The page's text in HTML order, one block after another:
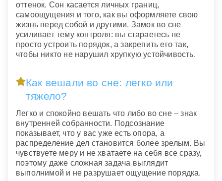
оттенок. Сон касается личных границ,
самоощущения и того, как вы оформляете свою
жизнь перед собой и другими. Замок во сне
усиливает тему контроля: вы стараетесь не
просто устроить порядок, а закрепить его так,
чтобы никто не нарушил хрупкую устойчивость.
Как вешали во сне: легко или
тяжело?
Легко и спокойно вешать что либо во сне – знак
внутренней собранности. Подсознание
показывает, что у вас уже есть опора, а
распределение дел становится более зрелым. Вы
чувствуете меру и не хватаете на себя все сразу,
поэтому даже сложная задача выглядит
выполнимой и не разрушает ощущение порядка.